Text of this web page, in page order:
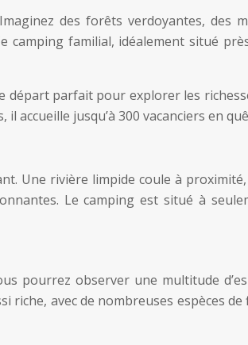
des forêts verdoyantes, des
familial, idéalement situé
départ parfait pour explorer les
accueille jusqu’à 300 vacanciers en
Une rivière limpide coule à
Le camping est situé à
pourrez observer une multitude
avec de nombreuses espèces